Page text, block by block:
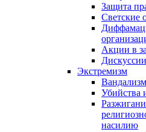
Защита
Светские
Акции в
Экстремизм
Вандализм
Убийства
насилию